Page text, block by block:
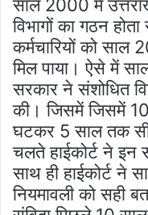
साल 2000 में
विभागों का गठन
कर्मचारियों को साल
मिल पाया। ऐसे में
सरकार ने संशोधित
की। जिसमें जिसमें
घटकर 5 साल तक
चलते हाईकोर्ट ने इन
साथ ही हाईकोर्ट ने
नियमावली को सही